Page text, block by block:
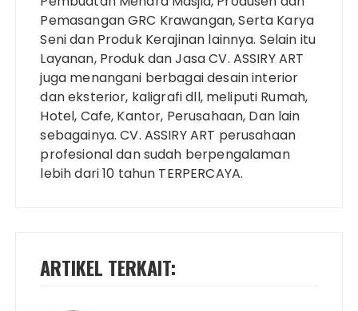
Pemasangan GRC Krawangan, Serta Karya
Seni dan Produk Kerajinan lainnya. Selain itu
Layanan, Produk dan Jasa CV. ASSIRY ART
juga menangani berbagai desain interior
dan eksterior, kaligrafi dll, meliputi Rumah,
Hotel, Cafe, Kantor, Perusahaan, Dan lain
sebagainya. CV. ASSIRY ART perusahaan
profesional dan sudah berpengalaman
lebih dari 10 tahun TERPERCAYA.
ARTIKEL TERKAIT: